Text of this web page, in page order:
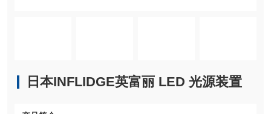
日本INFLIDGE英富丽 LED 光源装置